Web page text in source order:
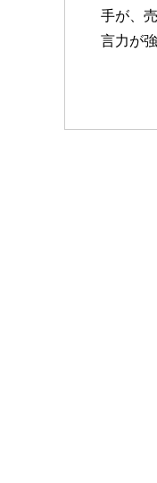
手が、
言力が